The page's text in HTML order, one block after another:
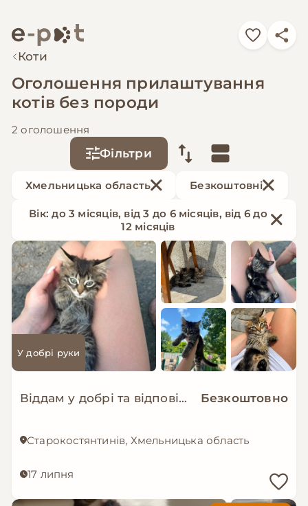
Коти
Оголошення прилаштування
котів без породи
2 оголошення
Фільтри
Хмельницька область Безкоштовні
Вік: до 3 місяців, від 3 до 6 місяців, від 6 до
12 місяців
У добрі руки
Віддам у добрі та відповідальні руки чарівних кошенят! Безкоштовно
Старокостянтинів, Хмельницька область
17 липня